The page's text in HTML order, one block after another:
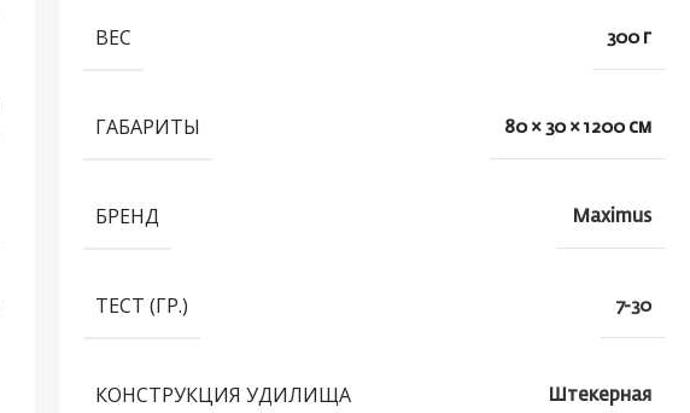
ВЕС 300 г
ГАБАРИТЫ 80 × 30 × 1200 см
БРЕНД Maximus
ТЕСТ (ГР.) 7-30
КОНСТРУКЦИЯ УДИЛИЩА Штекерная